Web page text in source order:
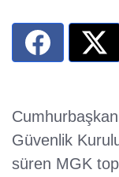
Güvenlik
süren MGK